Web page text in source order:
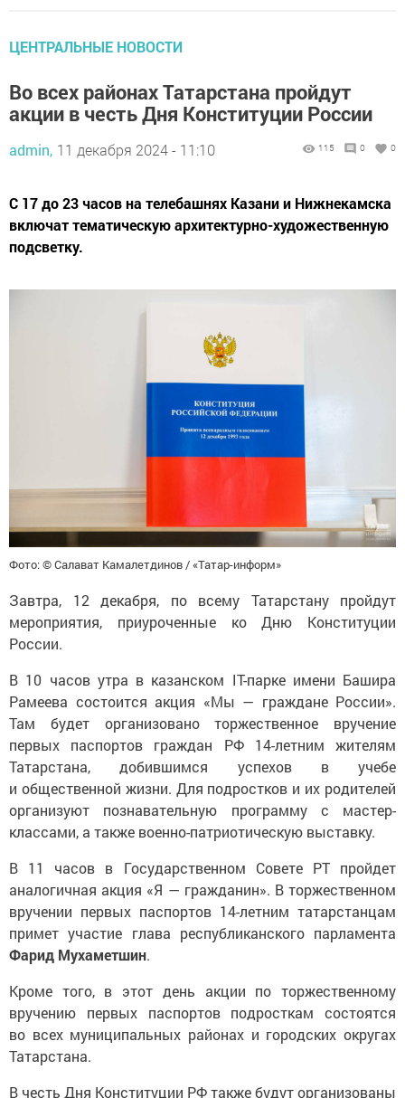
ЦЕНТРАЛЬНЫЕ НОВОСТИ
Во всех районах Татарстана пройдут
акции в честь Дня Конституции России
admin, 11 декабря 2024 - 11:10 115 0 0
С 17 до 23 часов на телебашнях Казани и Нижнекамска
включат тематическую архитектурно-художественную
подсветку.
Фото: © Салават Камалетдинов / «Татар-информ»
Завтра, 12 декабря, по всему Татарстану пройдут
мероприятия, приуроченные ко Дню Конституции
России.
В 10 часов утра в казанском IT-парке имени Башира
Рамеева состоится акция «Мы — граждане России».
Там будет организовано торжественное вручение
первых паспортов граждан РФ 14-летним жителям
Татарстана, добившимся успехов в учебе
и общественной жизни. Для подростков и их родителей
организуют познавательную программу с мастер-
классами, а также военно-патриотическую выставку.
В 11 часов в Государственном Совете РТ пройдет
аналогичная акция «Я — гражданин». В торжественном
вручении первых паспортов 14-летним татарстанцам
примет участие глава республиканского парламента
Фарид Мухаметшин
Кроме того, в этот день акции по торжественному
вручению первых паспортов подросткам состоятся
во всех муниципальных районах и городских округах
Татарстана.
В честь Дня Конституции РФ также будут организованы